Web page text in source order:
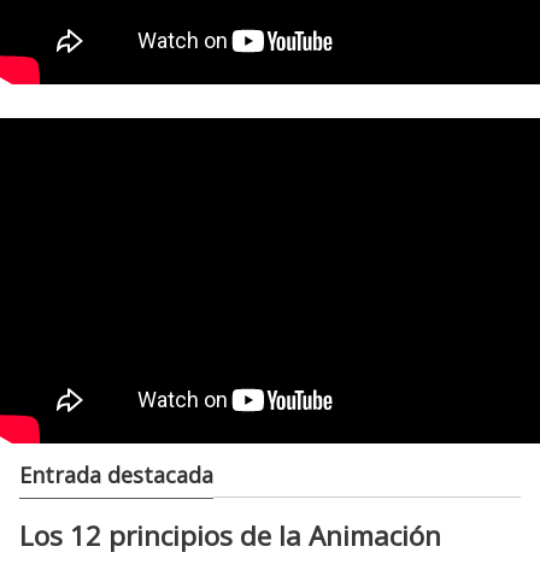
Entrada destacada
Los 12 principios de la Animación